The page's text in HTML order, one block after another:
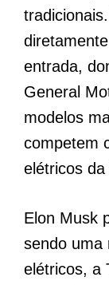
entrada,
General
modelos
competem
elétricos da
Elon Musk
sendo uma
elétricos, a